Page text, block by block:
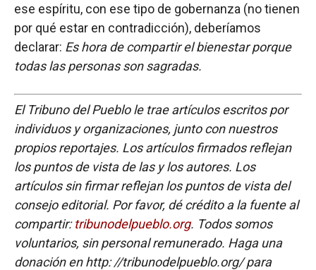
ese espíritu, con ese tipo de gobernanza (no tienen
por qué estar en contradicción), deberíamos
declarar: Es hora de compartir el bienestar porque
todas las personas son sagradas.
El Tribuno del Pueblo le trae artículos escritos por
individuos y organizaciones, junto con nuestros
propios reportajes. Los artículos firmados reflejan
los puntos de vista de las y los autores. Los
artículos sin firmar reflejan los puntos de vista del
consejo editorial. Por favor, dé crédito a la fuente al
compartir:tribunodelpueblo.org. Todos somos
voluntarios, sin personal remunerado. Haga una
donación en http: //tribunodelpueblo.org/ para